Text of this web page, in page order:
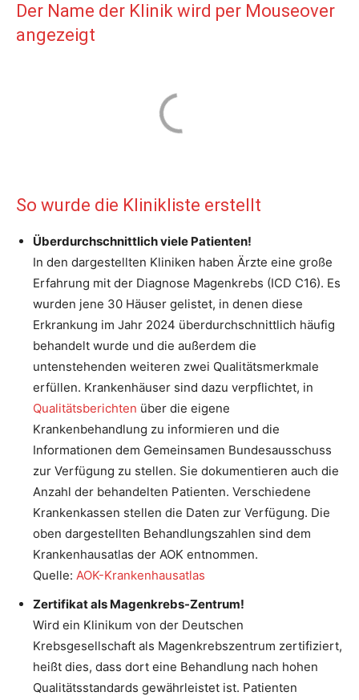
Der Name der Klinik wird per Mouseover
angezeigt
So wurde die Klinikliste erstellt
Überdurchschnittlich viele Patienten!
In den dargestellten Kliniken haben Ärzte eine große
Erfahrung mit der Diagnose Magenkrebs (ICD C16). Es
wurden jene 30 Häuser gelistet, in denen diese
Erkrankung im Jahr 2024 überdurchschnittlich häufig
behandelt wurde und die außerdem die
untenstehenden weiteren zwei Qualitätsmerkmale
erfüllen. Krankenhäuser sind dazu verpflichtet, in
Qualitätsberichten über die eigene
Krankenbehandlung zu informieren und die
Informationen dem Gemeinsamen Bundesausschuss
zur Verfügung zu stellen. Sie dokumentieren auch die
Anzahl der behandelten Patienten. Verschiedene
Krankenkassen stellen die Daten zur Verfügung. Die
oben dargestellten Behandlungszahlen sind dem
Krankenhausatlas der AOK entnommen.
Quelle: AOK-Krankenhausatlas
Zertifikat als Magenkrebs-Zentrum!
Wird ein Klinikum von der Deutschen
Krebsgesellschaft als Magenkrebszentrum zertifiziert,
heißt dies, dass dort eine Behandlung nach hohen
Qualitätsstandards gewährleistet ist. Patienten